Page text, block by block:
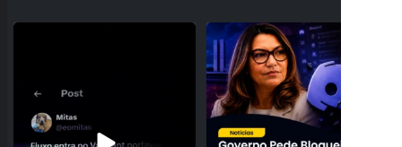
JANJA PEDE BLOQUEIO DO DISCORD
NO BRASIL E...
170 21